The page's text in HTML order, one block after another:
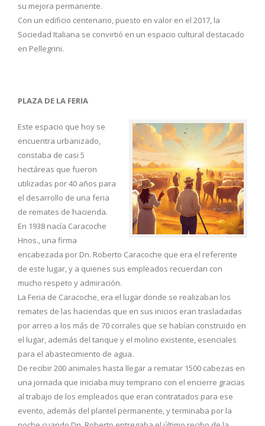
su mejora permanente.
Con un edificio centenario, puesto en valor en el 2017, la
Sociedad Italiana se convirtió en un espacio cultural destacado
en Pellegrini.
PLAZA DE LA FERIA
Este espacio que hoy se
encuentra urbanizado,
constaba de casi 5
hectáreas que fueron
utilizadas por 40 años para
el desarrollo de una feria
de remates de hacienda.
En 1938 nacía Caracoche
Hnos., una firma
encabezada por Dn. Roberto Caracoche que era el referente
de este lugar, y a quienes sus empleados recuerdan con
mucho respeto y admiración.
La Feria de Caracoche, era el lugar donde se realizaban los
remates de las haciendas que en sus inicios eran trasladadas
por arreo a los más de 70 corrales que se habían construido en
el lugar, además del tanque y el molino existente, esenciales
para el abastecimiento de agua.
De recibir 200 animales hasta llegar a rematar 1500 cabezas en
una jornada que iniciaba muy temprano con el encierre gracias
al trabajo de los empleados que eran contratados para ese
evento, además del plantel permanente, y terminaba por la